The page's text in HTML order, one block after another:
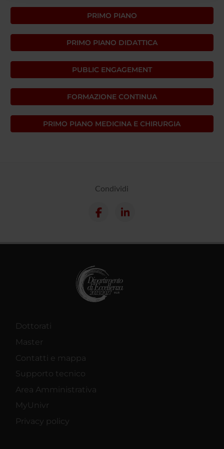
PRIMO PIANO
PRIMO PIANO DIDATTICA
PUBLIC ENGAGEMENT
FORMAZIONE CONTINUA
PRIMO PIANO MEDICINA E CHIRURGIA
Condividi
Dottorati
Master
Contatti e mappa
Supporto tecnico
Area Amministrativa
MyUnivr
Privacy policy